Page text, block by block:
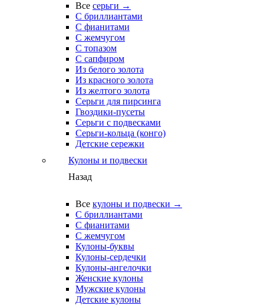
Все серьги →
С бриллиантами
С фианитами
С жемчугом
С топазом
С сапфиром
Из белого золота
Из красного золота
Из желтого золота
Серьги для пирсинга
Гвоздики-пусеты
Серьги с подвесками
Серьги-кольца (конго)
Детские сережки
Кулоны и подвески
Назад
Все кулоны и подвески →
С бриллиантами
С фианитами
С жемчугом
Кулоны-буквы
Кулоны-сердечки
Кулоны-ангелочки
Женские кулоны
Мужские кулоны
Детские кулоны